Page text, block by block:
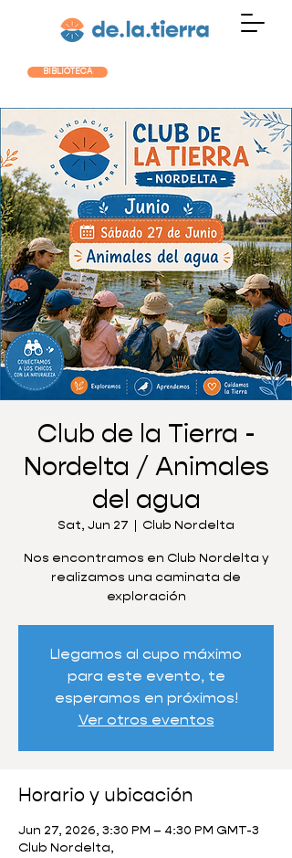
BIBLIOTECA
Club de la Tierra -
Nordelta / Animales
del agua
Sat, Jun 27 Club Nordelta
Nos encontramos en Club Nordelta y
realizamos una caminata de
exploración
Llegamos al cupo máximo
para este evento, te
esperamos en próximos!
Ver otros eventos
Horario y ubicación
Jun 27, 2026, 3:30 PM – 4:30 PM GMT-3
Club Nordelta,